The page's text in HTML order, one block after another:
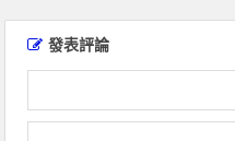
發表評論